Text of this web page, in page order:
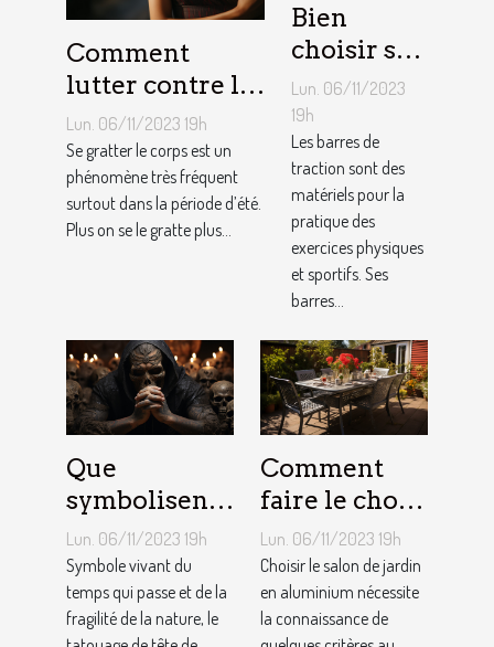
Comment
lutter contre la
démangeaison ?
Lun. 06/11/2023 19h
Se gratter le corps est un
phénomène très fréquent
surtout dans la période d’été.
Plus on se le gratte plus...
Bien
choisir sa
barre de
traction :
nos
conseils !
Lun. 06/11/2023
19h
Les barres de
traction sont des
matériels pour la
pratique des
exercices physiques
et sportifs. Ses
barres...
Que
symbolisent
les Tatouages
Têtes de
Mort ?
Lun. 06/11/2023 19h
Symbole vivant du
temps qui passe et de la
fragilité de la nature, le
Comment
faire le choix
d’un salon de
jardin en
aluminium ?
Lun. 06/11/2023 19h
Choisir le salon de jardin
en aluminium nécessite
la connaissance de